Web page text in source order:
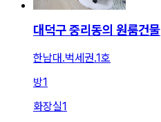
대덕구 중리동의 원룸건물
한남대.벅세권.1호
방1
화장실1